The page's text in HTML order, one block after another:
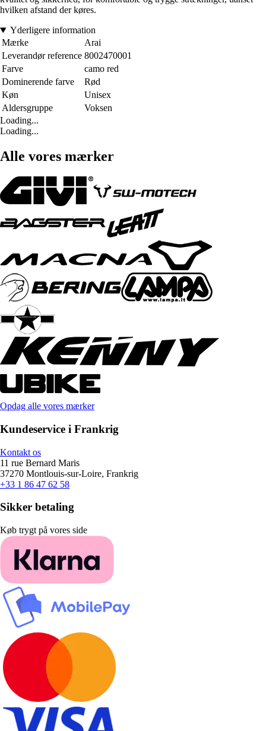
hvilken afstand der køres.
Yderligere information
Mærke
Arai
Leverandør reference 8002470001
Farve
camo red
Dominerende farve
Rød
Køn
Unisex
Aldersgruppe
Voksen
Loading...
Loading...
Alle vores mærker
Opdag alle vores mærker
Kundeservice i Frankrig
Kontakt os
11 rue Bernard Maris
37270 Montlouis-sur-Loire, Frankrig
+33 1 86 47 62 58
Sikker betaling
Køb trygt på vores side